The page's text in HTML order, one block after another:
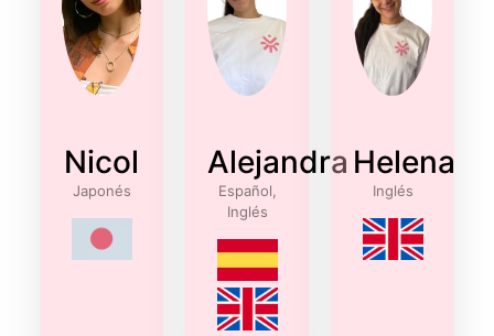
Nicol
Japonés
Alejandra
Español,
Inglés
Helena
Inglés